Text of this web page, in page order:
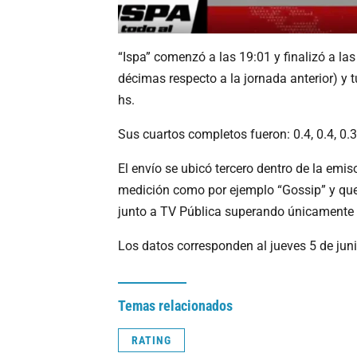
“Ispa” comenzó a las 19:01 y finalizó a
décimas respecto a la jornada anterior) y
hs.
Sus cuartos completos fueron: 0.4, 0.4,
El envío se ubicó tercero dentro de la
medición como por ejemplo “Gossip” y
junto a TV Pública superando únicamente
Los datos corresponden al jueves 5 de
Temas relacionados
RATING